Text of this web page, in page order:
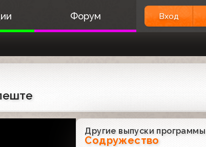
Форум Вход
Другие выпуски программы
Содружество